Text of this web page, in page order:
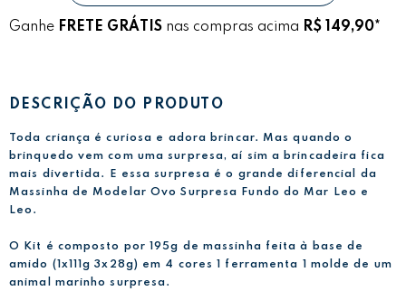
Ganhe FRETE GRÁTIS nas compras acima R$ 149,90*
DESCRIÇÃO DO PRODUTO
Toda criança é curiosa e adora brincar. Mas quando o
brinquedo vem com uma surpresa, aí sim a brincadeira fica
mais divertida. E essa surpresa é o grande diferencial da
Massinha de Modelar Ovo Surpresa Fundo do Mar Leo e
Leo.
O Kit é composto por 195g de massinha feita à base de
amido (1x111g 3x28g) em 4 cores 1 ferramenta 1 molde de um
animal marinho surpresa.